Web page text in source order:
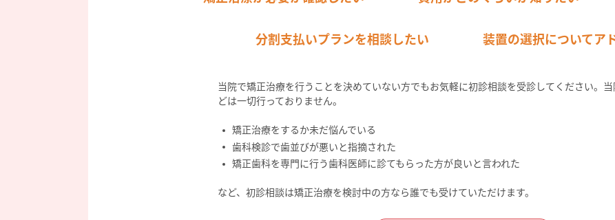
分割支払いプランを相談したい 装置の選択についてア
当院で矯正治療を行うことを決めていない方でもお気軽に初診相談を受診してください。
どは一切行っておりません。
矯正治療をするか未だ悩んでいる
歯科検診で歯並びが悪いと指摘された
矯正歯科を専門に行う歯科医師に診てもらった方が良いと言われた
など、初診相談は矯正治療を検討中の方なら誰でも受けていただけます。